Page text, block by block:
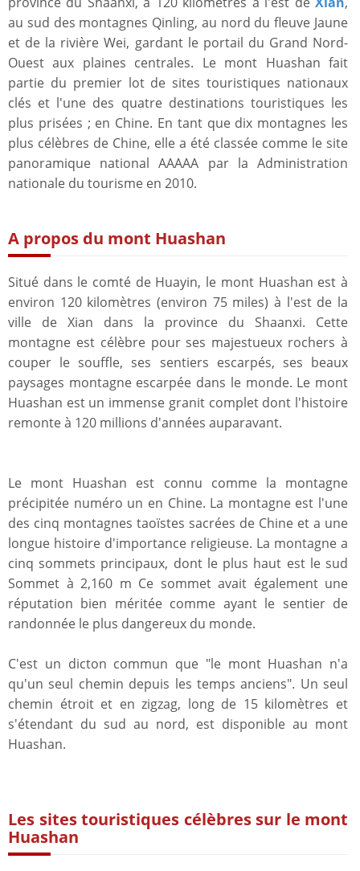
au sud des montagnes Qinling, au nord du fleuve Jaune
et de la rivière Wei, gardant le portail du Grand Nord-
Ouest aux plaines centrales. Le mont Huashan fait
partie du premier lot de sites touristiques nationaux
clés et l'une des quatre destinations touristiques les
plus prisées ; en Chine. En tant que dix montagnes les
plus célèbres de Chine, elle a été classée comme le site
panoramique national AAAAA par la Administration
nationale du tourisme en 2010.
A propos du mont Huashan
Situé dans le comté de Huayin, le mont Huashan est à
environ 120 kilomètres (environ 75 miles) à l'est de la
ville de Xian dans la province du Shaanxi. Cette
montagne est célèbre pour ses majestueux rochers à
couper le souffle, ses sentiers escarpés, ses beaux
paysages montagne escarpée dans le monde. Le mont
Huashan est un immense granit complet dont l'histoire
remonte à 120 millions d'années auparavant.
Le mont Huashan est connu comme la montagne
précipitée numéro un en Chine. La montagne est l'une
des cinq montagnes taoïstes sacrées de Chine et a une
longue histoire d'importance religieuse. La montagne a
cinq sommets principaux, dont le plus haut est le sud
Sommet à 2,160 m Ce sommet avait également une
réputation bien méritée comme ayant le sentier de
randonnée le plus dangereux du monde.
C'est un dicton commun que "le mont Huashan n'a
qu'un seul chemin depuis les temps anciens". Un seul
chemin étroit et en zigzag, long de 15 kilomètres et
s'étendant du sud au nord, est disponible au mont
Huashan.
Les sites touristiques célèbres sur le mont
Huashan